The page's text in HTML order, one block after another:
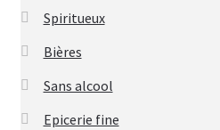
Spiritueux
Bières
Sans alcool
Epicerie fine